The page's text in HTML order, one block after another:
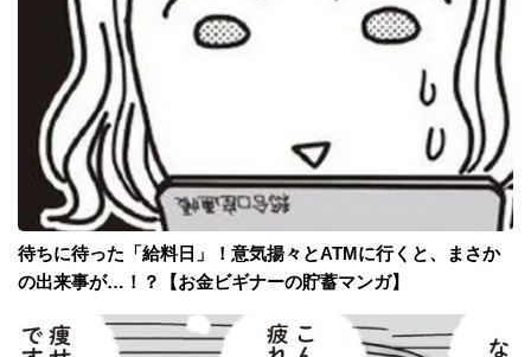
待ちに待った「給料日」！意気揚々とATMに行くと、まさか
の出来事が…！？【お金ビギナーの貯蓄マンガ】